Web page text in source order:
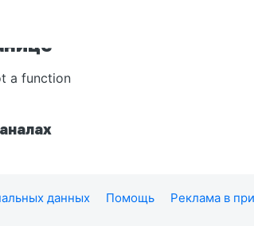
a function
данных Помощь Реклама в